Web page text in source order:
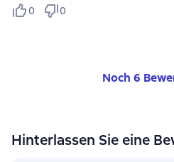
0 0
Noch 6
Hinterlassen Sie eine